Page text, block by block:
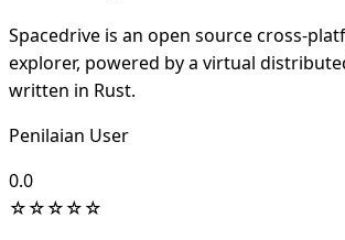
Spacedrive is an open source cross-
explorer, powered by a virtual
written in Rust.
Penilaian User
0.0
☆☆☆☆☆